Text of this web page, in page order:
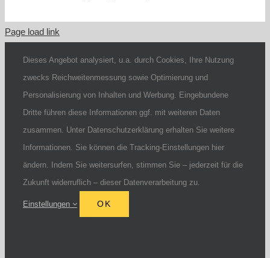
Page load link
Dieses Angebot analysiert, u.a. durch Cookies, Ihre Nutzung
zwecks Reichweitenmessung sowie Optimierung und
Personalisierung von Inhalten und Werbung. Eingebundene
Dritte führen diese Informationen ggf. mit weiteren Daten
zusammen. Unter Datenschutzerklärung erhalten Sie weitere
Informationen. Sie können die Tracking-Einstellungen hier
ändern. Indem Sie weitersurfen, stimmen Sie – jederzeit für die
Zukunft widerruflich – dieser Datenverarbeitung zu.
Einstellungen OK